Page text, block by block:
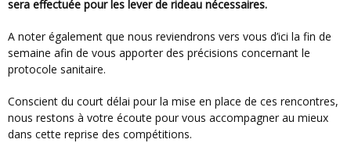
sera effectuée pour les lever de rideau nécessaires.
A noter également que nous reviendrons vers vous d’ici la fin de
semaine afin de vous apporter des précisions concernant le
protocole sanitaire.
Conscient du court délai pour la mise en place de ces rencontres,
nous restons à votre écoute pour vous accompagner au mieux
dans cette reprise des compétitions.